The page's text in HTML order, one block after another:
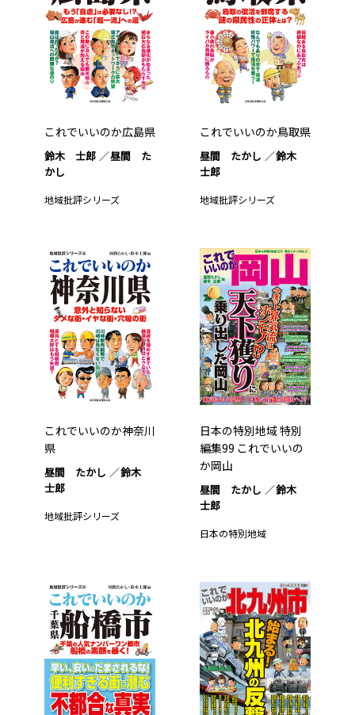
これでいいのか広島県
鈴木 士郎
昼間 た
かし
地域批評シリーズ
これでいいのか鳥取県
昼間 たかし
鈴木
士郎
地域批評シリーズ
これでいいのか神奈川
県
昼間 たかし
鈴木
士郎
地域批評シリーズ
日本の特別地域 特別
編集99 これでいいの
か岡山
昼間 たかし
鈴木
士郎
日本の特別地域